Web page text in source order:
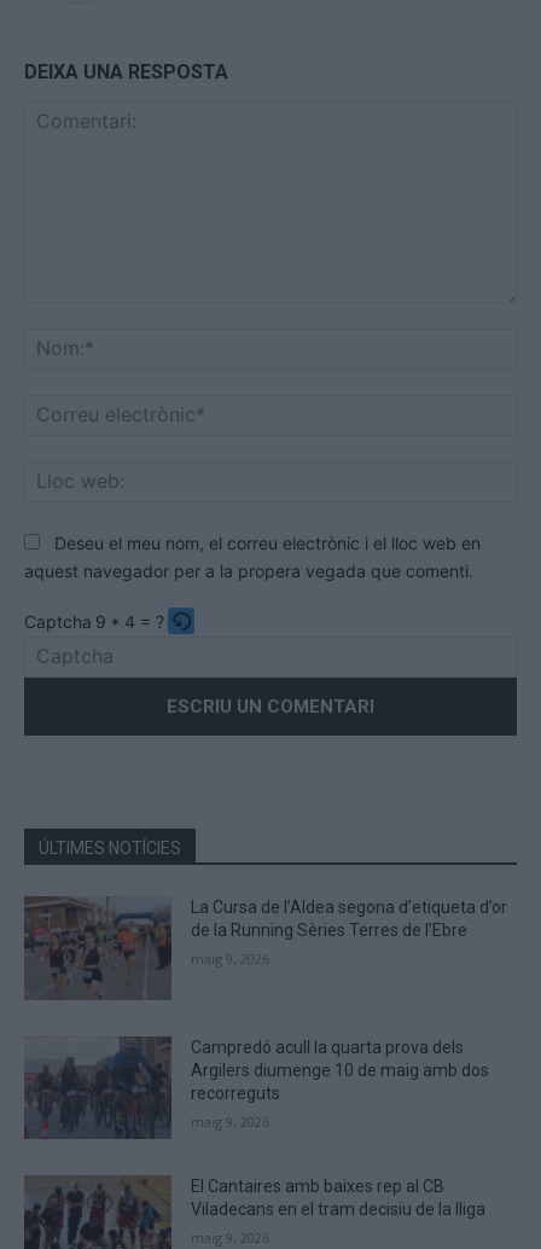
DEIXA UNA RESPOSTA
Deseu el meu nom, el correu electrònic i el lloc web en
aquest navegador per a la propera vegada que comenti.
Captcha 9 * 4 = ?
the
the
CAPTCHA
to
verify
that
you
ÚLTIMES NOTÍCIES
La Cursa de l’Aldea segona d’etiqueta d’or
de la Running Sèries Terres de l’Ebre
maig 9, 2026
Campredó acull la quarta prova dels
Argilers diumenge 10 de maig amb dos
recorreguts
maig 9, 2026
El Cantaires amb baixes rep al CB
Viladecans en el tram decisiu de la lliga
maig 9, 2026